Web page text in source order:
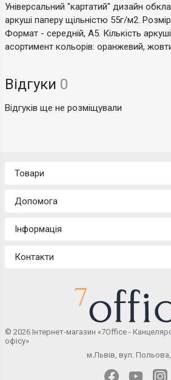
Універсальний "картатий" дизайн
аркуші паперу щільністю 55г/м2.
Формат - середній, А5. Кількість
асортимент кольорів: оранжевий,
Відгуки 0
Відгуків ще не розміщували
Товари
Допомога
Інформація
Контакти
© 2026 Інтернет-магазин «7Office -
офісу»
м.Львів, вул.